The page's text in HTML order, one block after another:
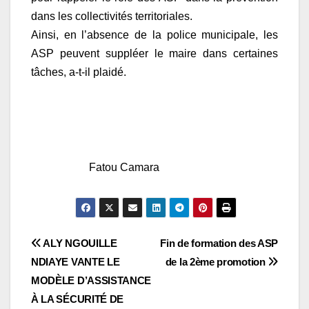
dans les collectivités territoriales.
Ainsi, en l’absence de la police municipale, les
ASP peuvent suppléer le maire dans certaines
tâches, a-t-il plaidé.
Fatou Camara
Navigation
de
Fin de formation des ASP
de la 2ème promotion
ALY NGOUILLE
NDIAYE VANTE LE
MODÈLE D’ASSISTANCE
À LA SÉCURITÉ DE